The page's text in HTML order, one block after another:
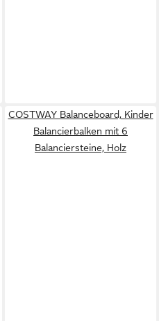
COSTWAY Balanceboard, Kinder
Balancierbalken mit 6
Balanciersteine, Holz